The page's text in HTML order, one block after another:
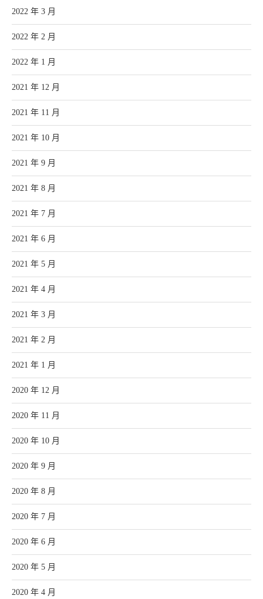
2022 年 3 月
2022 年 2 月
2022 年 1 月
2021 年 12 月
2021 年 11 月
2021 年 10 月
2021 年 9 月
2021 年 8 月
2021 年 7 月
2021 年 6 月
2021 年 5 月
2021 年 4 月
2021 年 3 月
2021 年 2 月
2021 年 1 月
2020 年 12 月
2020 年 11 月
2020 年 10 月
2020 年 9 月
2020 年 8 月
2020 年 7 月
2020 年 6 月
2020 年 5 月
2020 年 4 月